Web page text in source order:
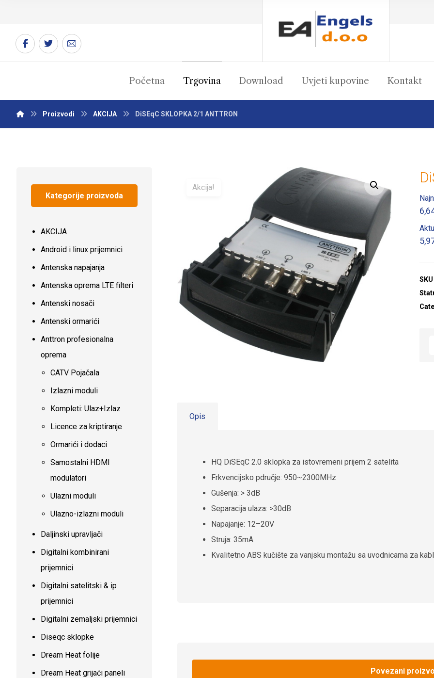
Početna Trgovina Download Uvjeti kupovine Kontakt
Proizvodi AKCIJA DiSEqC SKLOPKA 2/1 ANTTRON
Akcija!
SKU
Opis
HQ DiSEqC 2.0 sklopka za istovremeni prijem 2 satelita
Frkvencijsko pdručje: 950~2300MHz
Gušenja: > 3dB
Separacija ulaza: >30dB
Napajanje: 12–20V
Struja: 35mA
Kvalitetno ABS kučište za vanjsku montažu sa uvodnicama za
Povezani
Kategorije proizvoda
AKCIJA
Android i linux prijemnici
Antenska napajanja
Antenska oprema LTE filteri
Antenski nosači
Antenski ormarići
Anttron profesionalna
oprema
CATV Pojačala
Izlazni moduli
Kompleti: Ulaz+Izlaz
Licence za kriptiranje
Ormarići i dodaci
Samostalni HDMI
modulatori
Ulazni moduli
Ulazno-izlazni moduli
Daljinski upravljači
Digitalni kombinirani
prijemnici
Digitalni satelitski & ip
prijemnici
Digitalni zemaljski prijemnici
Diseqc sklopke
Dream Heat folije
Dream Heat grijaći paneli